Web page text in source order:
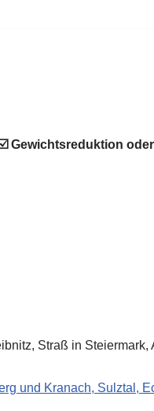
Gewichtsreduktion